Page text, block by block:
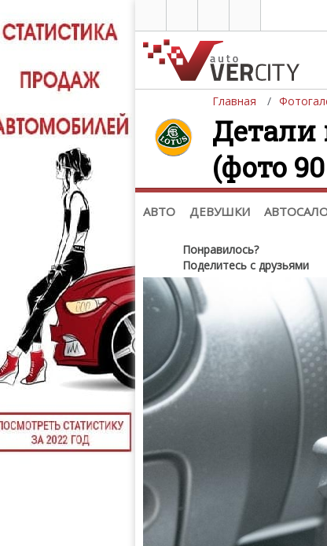
Главная
Детали
(фото
АВТО ДЕВУШКИ
Автомобили
Последние добавления
Список марок
(+1102)
Понравилось?
Поделитесь с друзьями